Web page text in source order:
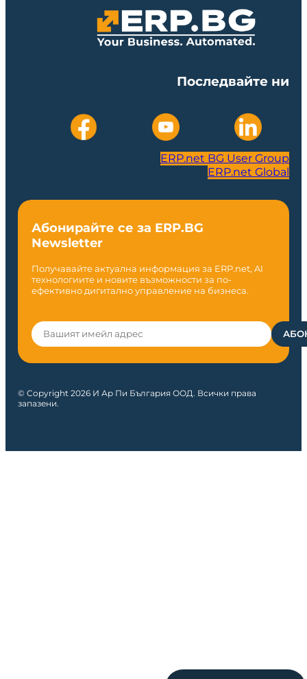
Последвайте ни
ERP.net BG User Group
ERP.net Global
Абонирайте се за ERP.BG
Newsletter
Получавайте актуална информация за ERP.net, AI
технологиите и новите възможности за по-
ефективно дигитално управление на бизнеса.
© Copyright 2026 И Ар Пи България ООД. Всички права
запазени.